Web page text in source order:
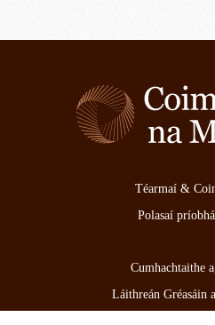
Téarmaí &
Polasaí
Cumhachtaithe
Láithreán Gréasáin